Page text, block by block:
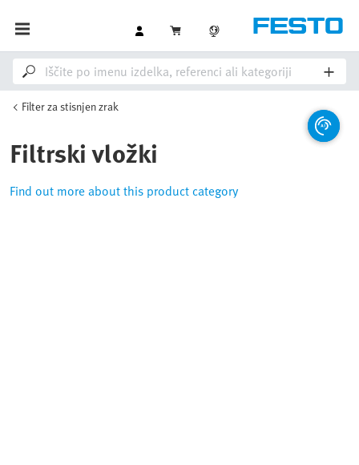
Filter za stisnjen zrak
Filtrski vložki
Find out more about this product category